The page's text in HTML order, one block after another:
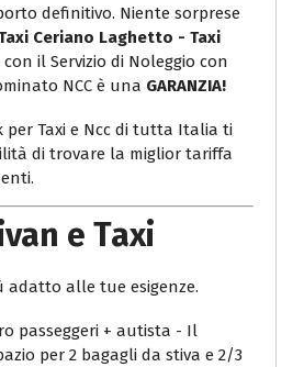
definitivo. Niente sorprese
Ceriano Laghetto - Taxi
con il Servizio di Noleggio con
NCC è una GARANZIA!
per Taxi e Ncc di tutta Italia ti
di trovare la miglior tariffa
e Taxi
adatto alle tue esigenze.
passeggeri + autista - Il
per 2 bagagli da stiva e 2/3